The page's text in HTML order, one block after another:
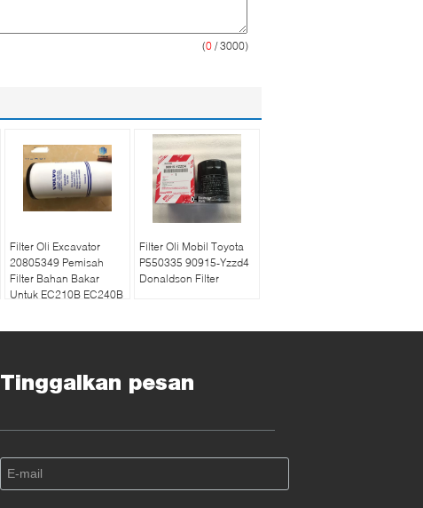
(0 / 3000)
Filter Oli Excavator
20805349 Pemisah
Filter Bahan Bakar
Untuk EC210B EC240B
Filter Oli Mobil Toyota
P550335 90915-Yzzd4
Donaldson Filter
Tinggalkan pesan